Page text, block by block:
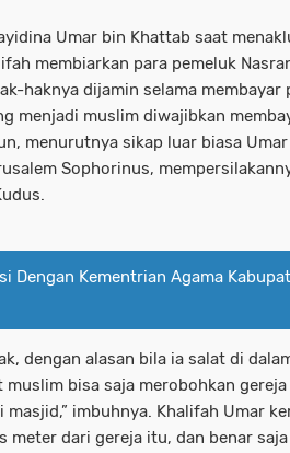
Umar bin Khattab saat
membiarkan para pemeluk
haknya dijamin selama membayar
menjadi muslim diwajibkan
menurutnya sikap luar biasa
Sophorinus,
Dengan Kementrian Agama
dengan alasan bila ia salat di
muslim bisa saja merobohkan
masjid,” imbuhnya. Khalifah Umar
meter dari gereja itu, dan benar